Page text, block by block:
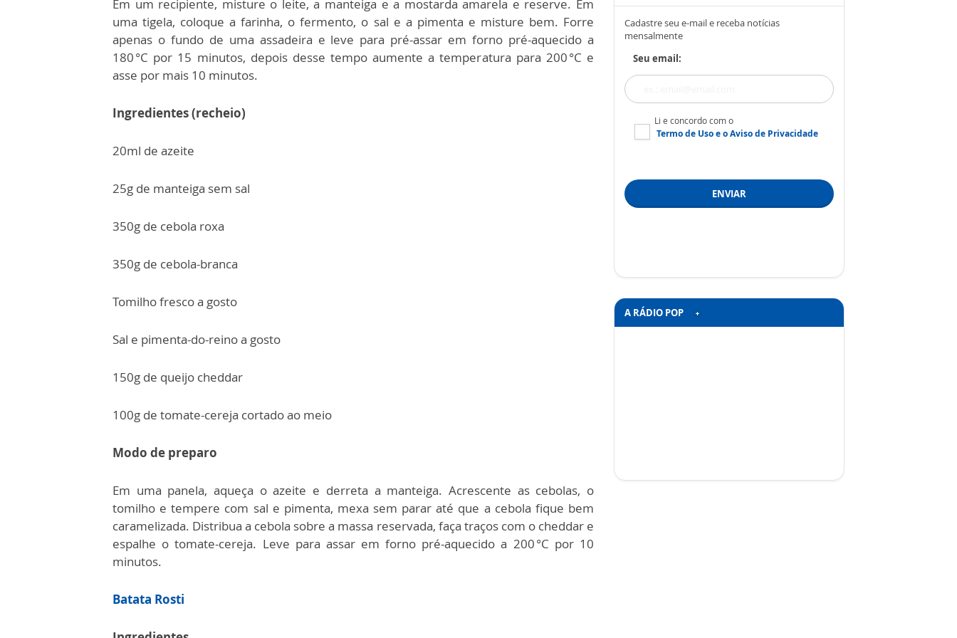
Em um recipiente, misture o leite, a manteiga e a mostarda amarela e reserve. Em
uma tigela, coloque a farinha, o fermento, o sal e a pimenta e misture bem. Forre
apenas o fundo de uma assadeira e leve para pré-assar em forno pré-aquecido a
180 °C por 15 minutos, depois desse tempo aumente a temperatura para 200 °C e
asse por mais 10 minutos.
Ingredientes (recheio)
20ml de azeite
25g de manteiga sem sal
350g de cebola roxa
350g de cebola-branca
Tomilho fresco a gosto
Sal e pimenta-do-reino a gosto
150g de queijo cheddar
100g de tomate-cereja cortado ao meio
Modo de preparo
Em uma panela, aqueça o azeite e derreta a manteiga. Acrescente as cebolas, o
tomilho e tempere com sal e pimenta, mexa sem parar até que a cebola fique bem
caramelizada. Distribua a cebola sobre a massa reservada, faça traços com o cheddar e
espalhe o tomate-cereja. Leve para assar em forno pré-aquecido a 200 °C por 10
minutos.
Batata Rosti
Cadastre seu e-mail e receba notícias
mensalmente
Seu email:
Li e concordo com o
Termo de Usoe oAviso de Privacidade
ENVIAR
A RÁDIO POP